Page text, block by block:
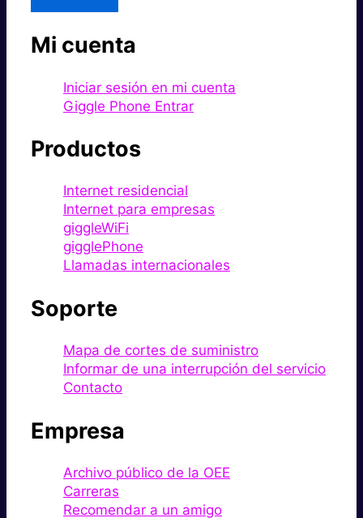
Mi cuenta
Iniciar sesión en mi cuenta
Giggle Phone Entrar
Productos
Internet residencial
Internet para empresas
giggleWiFi
gigglePhone
Llamadas internacionales
Soporte
Mapa de cortes de suministro
Informar de una interrupción del servicio
Contacto
Empresa
Archivo público de la OEE
Carreras
Recomendar a un amigo